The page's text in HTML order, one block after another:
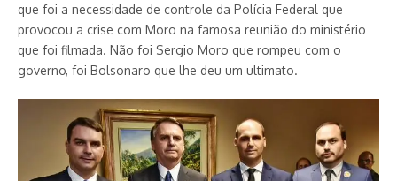
que foi a necessidade de controle da Polícia Federal que
provocou a crise com Moro na famosa reunião do ministério
que foi filmada. Não foi Sergio Moro que rompeu com o
governo, foi Bolsonaro que lhe deu um ultimato.